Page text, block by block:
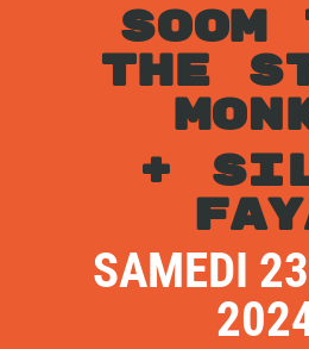
THE
+
SAMEDI